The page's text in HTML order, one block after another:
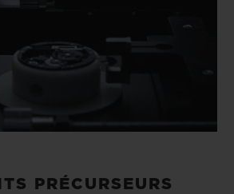
PRÉCURSEURS